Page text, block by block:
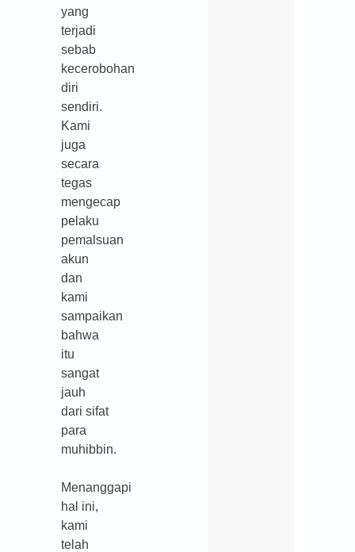
yang
terjadi
sebab
kecerobohan
diri
sendiri.
Kami
juga
secara
tegas
mengecap
pelaku
pemalsuan
akun
dan
kami
sampaikan
bahwa
itu
sangat
jauh
dari sifat
para
muhibbin.
Menanggapi
hal ini,
kami
telah